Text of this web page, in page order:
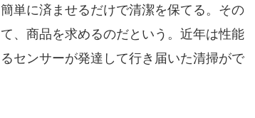
単に済ませるだけで清潔を保てる。その
、商品を求めるのだという。近年は性能
センサーが発達して行き届いた清掃がで